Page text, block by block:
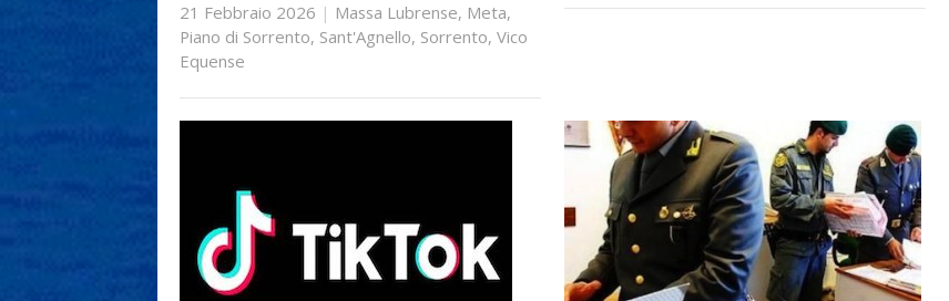
21 Febbraio 2026 | Massa Lubrense, Meta,
Piano di Sorrento, Sant'Agnello, Sorrento, Vico
Equense